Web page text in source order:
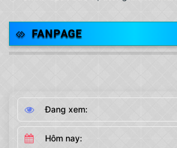
FANPAGE
Đang xem:
Hôm nay: